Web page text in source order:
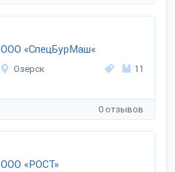
ООО «СпецБурМаш«
Озерск 11
0 отзывов
ООО «РОСТ»